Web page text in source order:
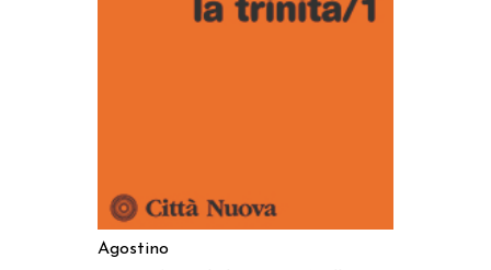
AGGIUNGI AL CARRELLO
Agostino